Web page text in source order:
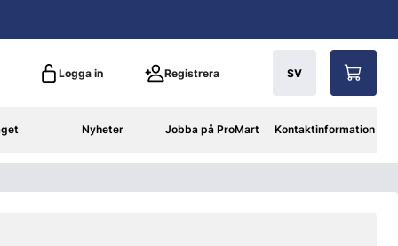
Logga in Registrera SV
Nyheter Jobba på ProMart Kontaktinformation